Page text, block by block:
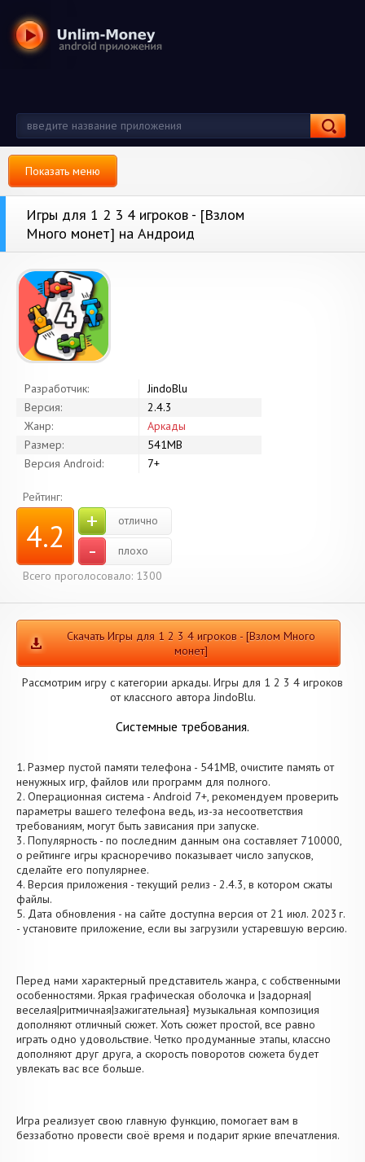
Показать меню
Игры для 1 2 3 4 игроков - [Взлом
Много монет] на Андроид
Разработчик:
JindoBlu
Версия:
2.4.3
Жанр:
Аркады
Размер:
541MB
Версия Android:
7+
Рейтинг:
4.2 + отлично
-
плохо
Всего проголосовало: 1300
Скачать Игры для 1 2 3 4 игроков - [Взлом Много
монет]
Рассмотрим игру с категории аркады. Игры для 1 2 3 4 игроков
от классного автора JindoBlu.
Системные требования.
1. Размер пустой памяти телефона - 541MB, очистите память от
ненужных игр, файлов или программ для полного.
2. Операционная система - Android 7+, рекомендуем проверить
параметры вашего телефона ведь, из-за несоответствия
требованиям, могут быть зависания при запуске.
3. Популярность - по последним данным она составляет 710000,
о рейтинге игры красноречиво показывает число запусков,
сделайте его популярнее.
4. Версия приложения - текущий релиз - 2.4.3, в котором сжаты
файлы.
5. Дата обновления - на сайте доступна версия от 21 июл. 2023 г.
- установите приложение, если вы загрузили устаревшую версию.
Перед нами характерный представитель жанра, с собственными
особенностями. Яркая графическая оболочка и |задорная|
веселая|ритмичная|зажигательная} музыкальная композиция
дополняют отличный сюжет. Хоть сюжет простой, все равно
играть одно удовольствие. Четко продуманные этапы, классно
дополняют друг друга, а скорость поворотов сюжета будет
увлекать вас все больше.
Игра реализует свою главную функцию, помогает вам в
беззаботно провести своё время и подарит яркие впечатления.